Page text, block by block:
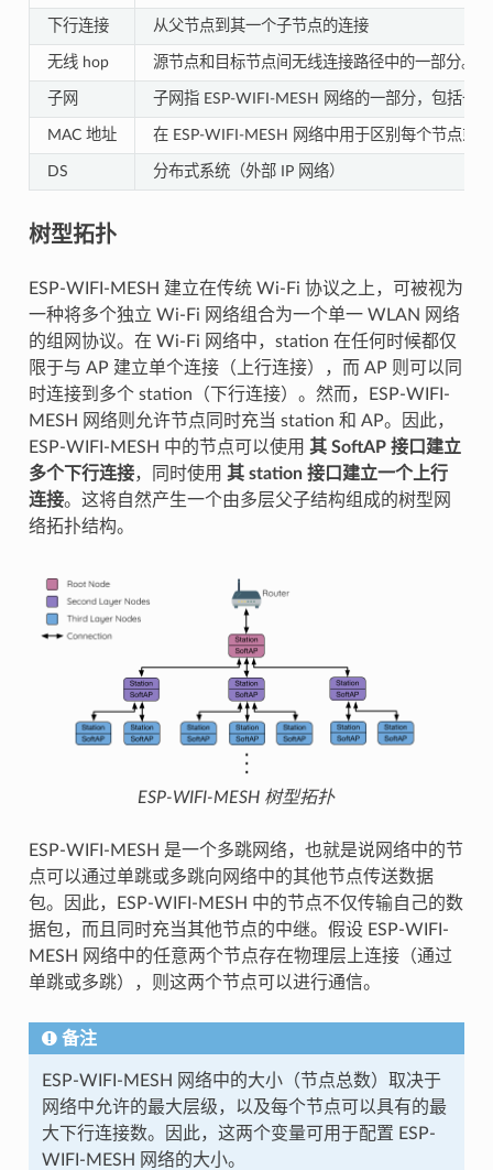
下行连接 从父节点到其一个子节点的连接
无线 hop 源节点和目标节点间无线连接路径中的一部分。
子网 子网指 ESP-WIFI-MESH 网络的一部分，包括一
MAC 地址 在 ESP-WIFI-MESH 网络中用于区别每个节点或
DS 分布式系统（外部 IP 网络）
树型拓扑
ESP-WIFI-MESH 建立在传统 Wi-Fi 协议之上，可被视为
一种将多个独立 Wi-Fi 网络组合为一个单一 WLAN 网络
的组网协议。在 Wi-Fi 网络中，station 在任何时候都仅
限于与 AP 建立单个连接（上行连接），而 AP 则可以同
时连接到多个 station（下行连接）。然而，ESP-WIFI-
MESH 网络则允许节点同时充当 station 和 AP。因此，
ESP-WIFI-MESH 中的节点可以使用 其 SoftAP 接口建立
多个下行连接，同时使用 其 station 接口建立一个上行
连接。这将自然产生一个由多层父子结构组成的树型网
络拓扑结构。
ESP-WIFI-MESH 树型拓扑
ESP-WIFI-MESH 是一个多跳网络，也就是说网络中的节
点可以通过单跳或多跳向网络中的其他节点传送数据
包。因此，ESP-WIFI-MESH 中的节点不仅传输自己的数
据包，而且同时充当其他节点的中继。假设 ESP-WIFI-
MESH 网络中的任意两个节点存在物理层上连接（通过
单跳或多跳），则这两个节点可以进行通信。
备注
ESP-WIFI-MESH 网络中的大小（节点总数）取决于
网络中允许的最大层级，以及每个节点可以具有的最
大下行连接数。因此，这两个变量可用于配置 ESP-
WIFI-MESH 网络的大小。